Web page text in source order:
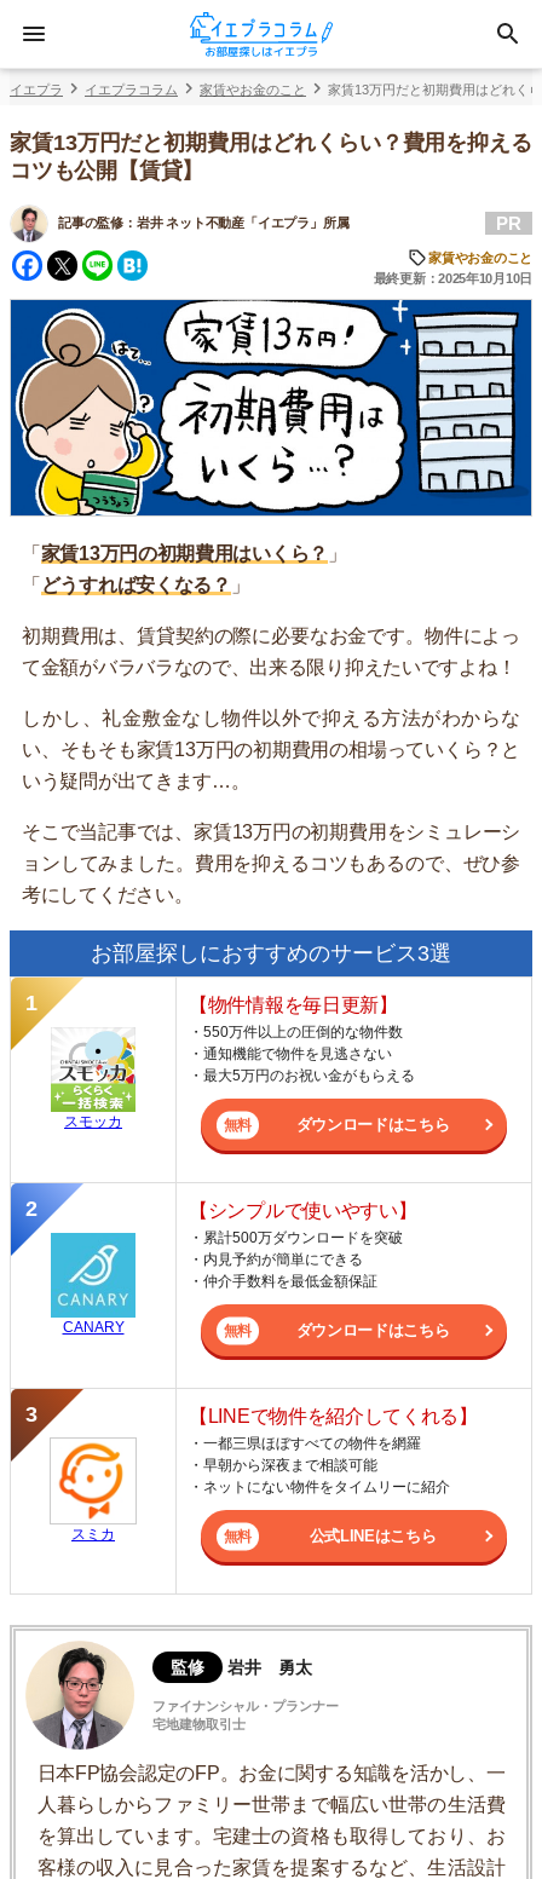
イエプラ イエプラコラム 家賃やお金のこと 家賃13万円だと初期費用はどれく
家賃13万円だと初期費用はどれくらい？費用を抑える
コツも公開【賃貸】
記事の監修： 岩井 ネット不動産「イエプラ」所属
Facebook
Twitter
Line
PR
家賃やお金のこと
最終更新：2025年10月10日
「 家賃13万円の初期費用はいくら？ 」
「 どうすれば安くなる？ 」
初期費用は、賃貸契約の際に必要なお金です。物件によっ
て金額がバラバラなので、出来る限り抑えたいですよね！
しかし、礼金敷金なし物件以外で抑える方法がわからな
い、そもそも家賃13万円の初期費用の相場っていくら？と
いう疑問が出てきます…。
そこで当記事では、家賃13万円の初期費用をシミュレーシ
ョンしてみました。費用を抑えるコツもあるので、ぜひ参
考にしてください。
お部屋探しにおすすめのサービス3選
スモッカ
【物件情報を毎日更新】
・550万件以上の圧倒的な物件数
・通知機能で物件を見逃さない
・最大5万円のお祝い金がもらえる
ダウンロードはこちら
CANARY
【シンプルで使いやすい】
・累計500万ダウンロードを突破
・内見予約が簡単にできる
・仲介手数料を最低金額保証
ダウンロードはこちら
スミカ
【LINEで物件を紹介してくれる】
・一都三県ほぼすべての物件を網羅
・早朝から深夜まで相談可能
・ネットにない物件をタイムリーに紹介
公式LINEはこちら
監修 岩井 勇太
ファイナンシャル・プランナー
宅地建物取引士
日本FP協会認定のFP。お金に関する知識を活かし、一
人暮らしからファミリー世帯まで幅広い世帯の生活費
を算出しています。宅建士の資格も取得しており、お
客様の収入に見合った家賃を提案するなど、生活設計